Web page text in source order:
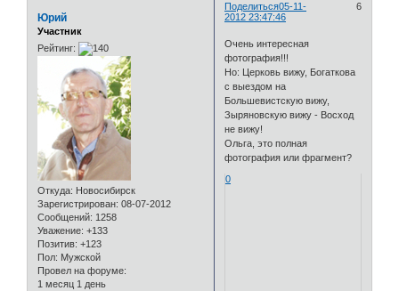
Поделиться 6
05-11-
2012 23:47:46
Юрий
Участник
Рейтинг:
Откуда: Новосибирск
Зарегистрирован: 08-07-2012
Сообщений: 1258
Уважение: +133
Позитив: +123
Пол: Мужской
Провел на форуме:
1 месяц 1 день
Очень интересная
фотография!!!
Но: Церковь вижу, Богаткова
с выездом на
Большевистскую вижу,
Зыряновскую вижу - Восход
не вижу!
Ольга, это полная
фотография или фрагмент?
0